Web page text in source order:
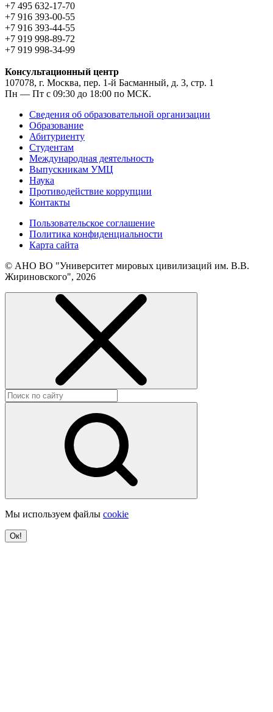
+7 495 632-17-70
+7 916 393-00-55
+7 916 393-44-55
+7 919 998-89-72
+7 919 998-34-99
Консультационный центр
107078, г. Москва, пер. 1-й Басманный, д. 3, стр. 1
Пн — Пт с 09:30 до 18:00 по МСК.
Сведения об образовательной организации
Образование
Абитуриенту
Студентам
Международная деятельность
Выпускникам УМЦ
Наука
Противодействие коррупции
Контакты
Пользовательское соглашение
Политика конфиденциальности
Карта сайта
© АНО ВО "Университет мировых цивилизаций им. В.В.
Жириновского", 2026
Мы используем файлы cookie
Ок!